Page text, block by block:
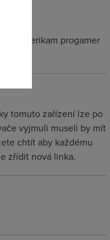
to si nerikam progamer
tomuto zařízení lze po
vyjmuli museli by mít
chtít aby každému
zřídit nová linka.